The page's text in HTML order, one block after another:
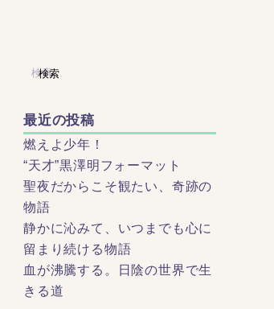
検
最近の投稿
燃えよ少年！
“天才”黒澤明フォーマット
聖夜だからこそ観たい、奇跡の
物語
静かに沁みて、いつまでも心に
留まり続ける物語
血が沸騰する。日陰の世界で生
きる道